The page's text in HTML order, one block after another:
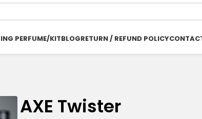
PERFUME/KITBLOGRETURN / REFUND POLICY
AXE Twister